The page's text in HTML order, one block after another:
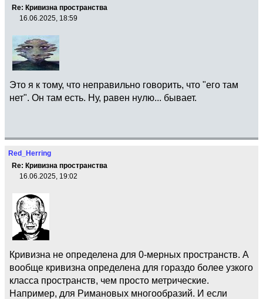
Re: Кривизна пространства
16.06.2025, 18:59
Это я к тому, что неправильно говорить, что "его там
нет". Он там есть. Ну, равен нулю... бывает.
Red_Herring
Re: Кривизна пространства
16.06.2025, 19:02
Кривизна не определена для 0-мерных пространств. А
вообще кривизна определена для гораздо более узкого
класса пространств, чем просто метрические.
Например, для Римановых многообразий. И если